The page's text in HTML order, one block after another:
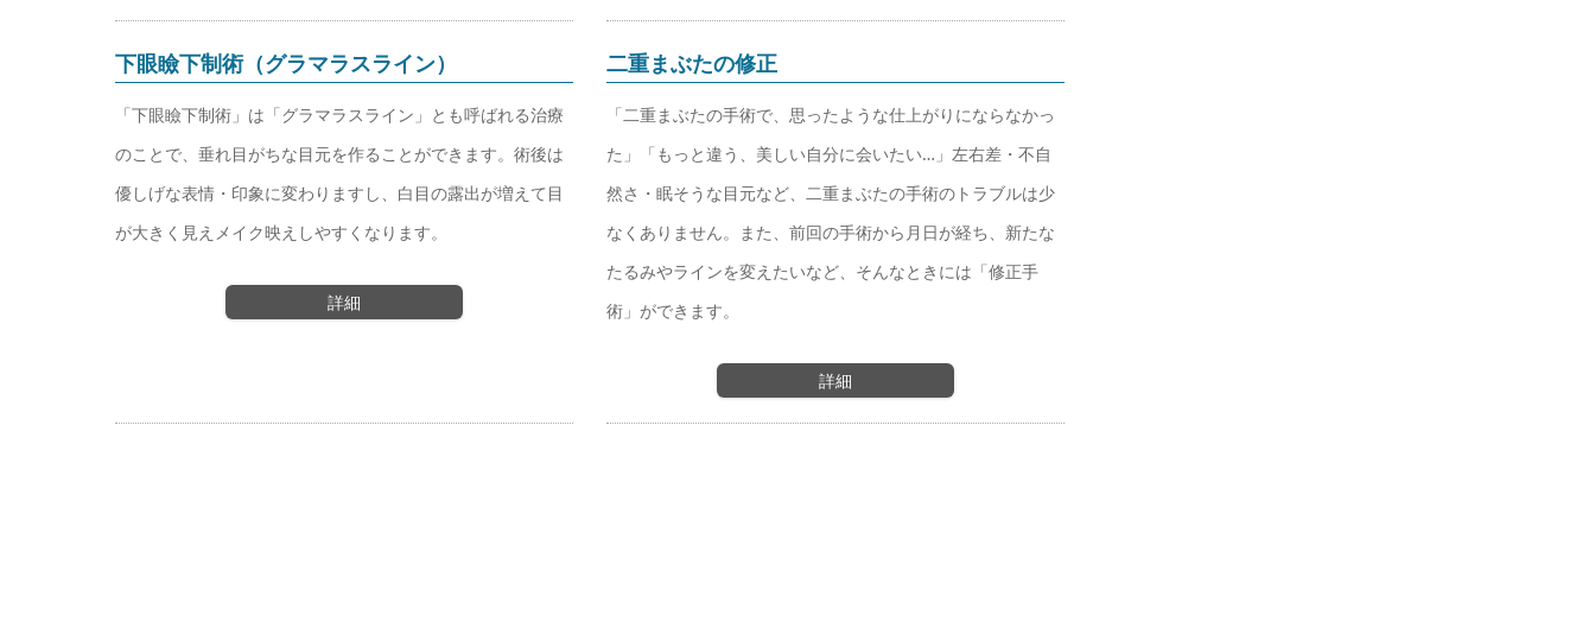
下眼瞼下制術（グラマラスライン）
「下眼瞼下制術」は「グラマラスライン」とも呼ばれる治療
のことで、垂れ目がちな目元を作ることができます。術後は
優しげな表情・印象に変わりますし、白目の露出が増えて目
が大きく見えメイク映えしやすくなります。
詳細
二重まぶたの修正
「二重まぶたの手術で、思ったような仕上がりにならなかっ
た」「もっと違う、美しい自分に会いたい…」左右差・不自
然さ・眠そうな目元など、二重まぶたの手術のトラブルは少
なくありません。また、前回の手術から月日が経ち、新たな
たるみやラインを変えたいなど、そんなときには「修正手
術」ができます。
詳細